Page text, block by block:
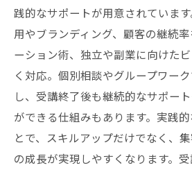
践的なサポートが用意されていま
用やブランディング、顧客の継続
ーション術、独立や副業に向けた
く対応。個別相談やグループワー
し、受講終了後も継続的なサポー
ができる仕組みもあります。実践
とで、スキルアップだけでなく、
の成長が実現しやすくなります。